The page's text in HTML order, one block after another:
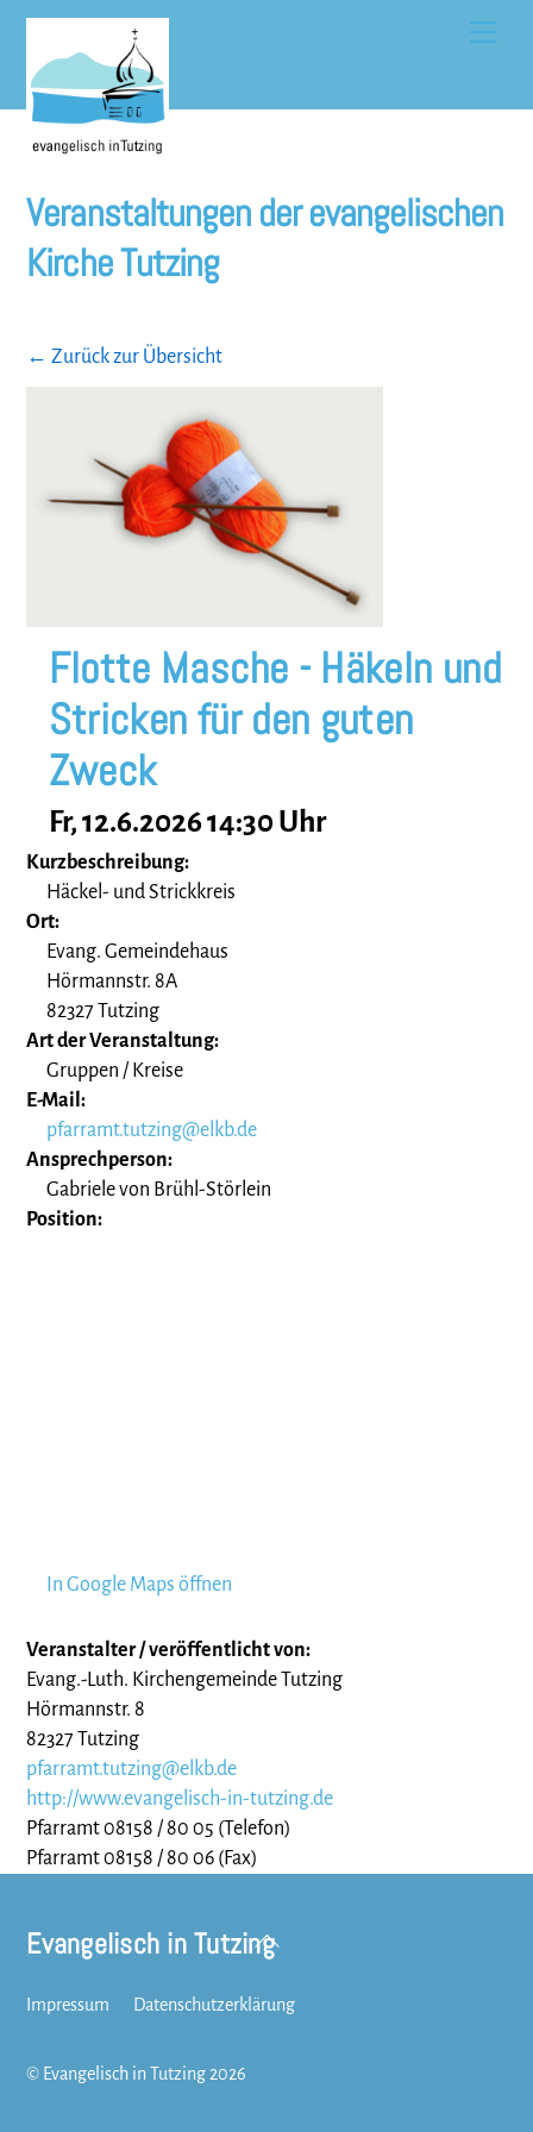
Skip
content
Veranstaltungen der evangelischen
Kirche Tutzing
← Zurück zur Übersicht
Flotte Masche - Häkeln und
Stricken für den guten
Zweck
Fr, 12.6.2026 14:30 Uhr
Kurzbeschreibung:
Häckel- und Strickkreis
Ort:
Evang. Gemeindehaus
Hörmannstr. 8A
82327 Tutzing
Art der Veranstaltung:
Gruppen / Kreise
E-Mail:
pfarramt.tutzing@elkb.de
Ansprechperson:
Gabriele von Brühl-Störlein
Position:
In Google Maps öffnen
Veranstalter / veröffentlicht von:
Evang.-Luth. Kirchengemeinde Tutzing
Hörmannstr. 8
82327 Tutzing
pfarramt.tutzing@elkb.de
http://www.evangelisch-in-tutzing.de
Pfarramt 08158 / 80 05 (Telefon)
Pfarramt 08158 / 80 06 (Fax)
Back
To
Evangelisch in Tutzing
Impressum Datenschutzerklärung
© Evangelisch in Tutzing2026